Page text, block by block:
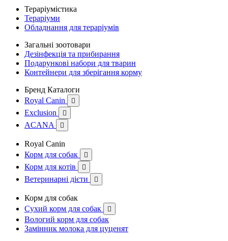
Тераріумістика
Тераріуми
Обладнання для тераріумів
Загальні зоотовари
Дезінфекція та прибирання
Подарункові набори для тварин
Контейнери для зберігання корму
Бренд Каталоги
Royal Canin

Exclusion 
ACANA 
Royal Canin
Корм для собак

Корм для котів 
Ветеринарні дієти 
Корм для собак
Сухий корм для собак

Вологий корм для собак
Замінник молока для цуценят